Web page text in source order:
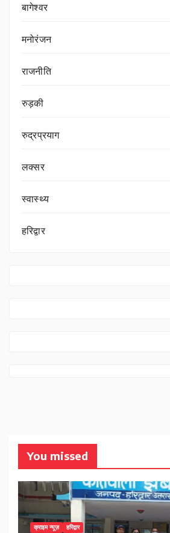
बागेश्वर
मनोरंजन
राजनीति
रुड़की
रुद्रप्रयाग
लक्सर
स्वास्थ्य
हरिद्वार
You missed
क्राइम न्यूज़ हरिद्वार